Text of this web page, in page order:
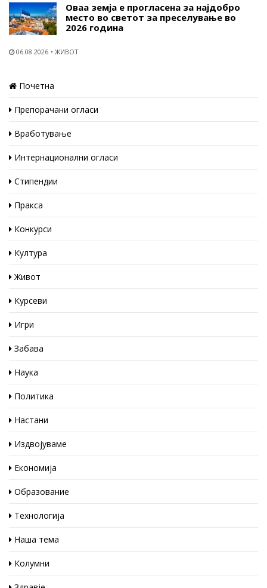
Оваа земја е прогласена за најдобро
место во светот за преселување во
2026 година
06.08.2026 ЖИВОТ
Почетна
Препорачани огласи
Вработување
Интернационални огласи
Стипендии
Пракса
Конкурси
Култура
Живот
Курсеви
Игри
Забава
Наука
Политика
Настани
Издвојуваме
Економија
Образование
Технологија
Наша тема
Колумни